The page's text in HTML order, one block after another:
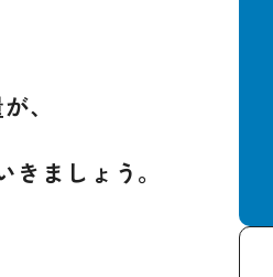
、
ましょう。